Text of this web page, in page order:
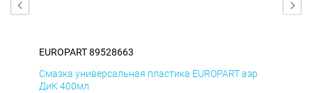
EUROPART 89528663
Смазка универсальная пластика EUROPART аэр
ДиК 400мл